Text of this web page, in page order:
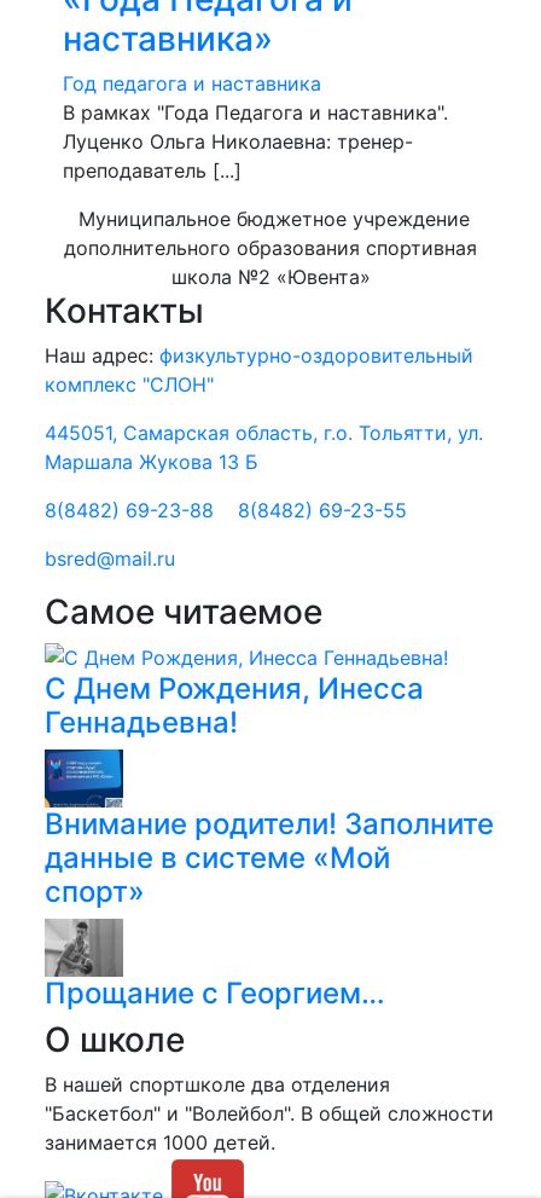
наставника»
Год педагога и наставника
В рамках "Года Педагога и наставника".
Луценко Ольга Николаевна: тренер-
преподаватель [...]
Муниципальное бюджетное учреждение
дополнительного образования спортивная
школа №2 «Ювента»
Контакты
Наш адрес:физкультурно-оздоровительный
комплекс "СЛОН"
445051, Самарская область, г.о. Тольятти, ул.
Маршала Жукова 13 Б
8(8482) 69-23-88
8(8482) 69-23-55
bsred@mail.ru
Самое читаемое
С Днем Рождения, Инесса
Геннадьевна!
Внимание родители! Заполните
данные в системе «Мой
спорт»
Прощание с Георгием…
О школе
В нашей спортшколе два отделения
"Баскетбол" и "Волейбол". В общей сложности
занимается 1000 детей.